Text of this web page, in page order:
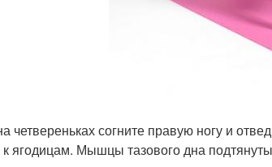
четвереньках согните правую ногу и
ягодицам. Мышцы тазового дна